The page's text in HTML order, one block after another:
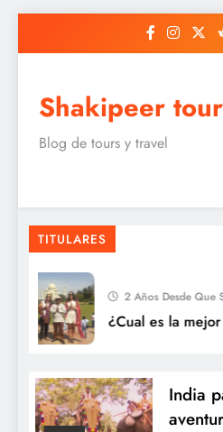
Shakipeer
Blog de tours y travel
TITULARES
2 Años Desde Que
¿Cual es la mejor
India